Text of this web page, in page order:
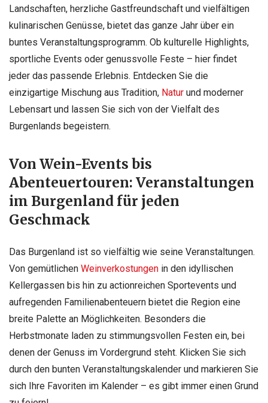
Landschaften, herzliche Gastfreundschaft und vielfältigen
kulinarischen Genüsse, bietet das ganze Jahr über ein
buntes Veranstaltungsprogramm. Ob kulturelle Highlights,
sportliche Events oder genussvolle Feste – hier findet
jeder das passende Erlebnis. Entdecken Sie die
einzigartige Mischung aus Tradition, Natur und moderner
Lebensart und lassen Sie sich von der Vielfalt des
Burgenlands begeistern.
Von Wein-Events bis
Abenteuertouren: Veranstaltungen
im Burgenland für jeden
Geschmack
Das Burgenland ist so vielfältig wie seine Veranstaltungen.
Von gemütlichen Weinverkostungen in den idyllischen
Kellergassen bis hin zu actionreichen Sportevents und
aufregenden Familienabenteuern bietet die Region eine
breite Palette an Möglichkeiten. Besonders die
Herbstmonate laden zu stimmungsvollen Festen ein, bei
denen der Genuss im Vordergrund steht. Klicken Sie sich
durch den bunten Veranstaltungskalender und markieren Sie
sich Ihre Favoriten im Kalender – es gibt immer einen Grund